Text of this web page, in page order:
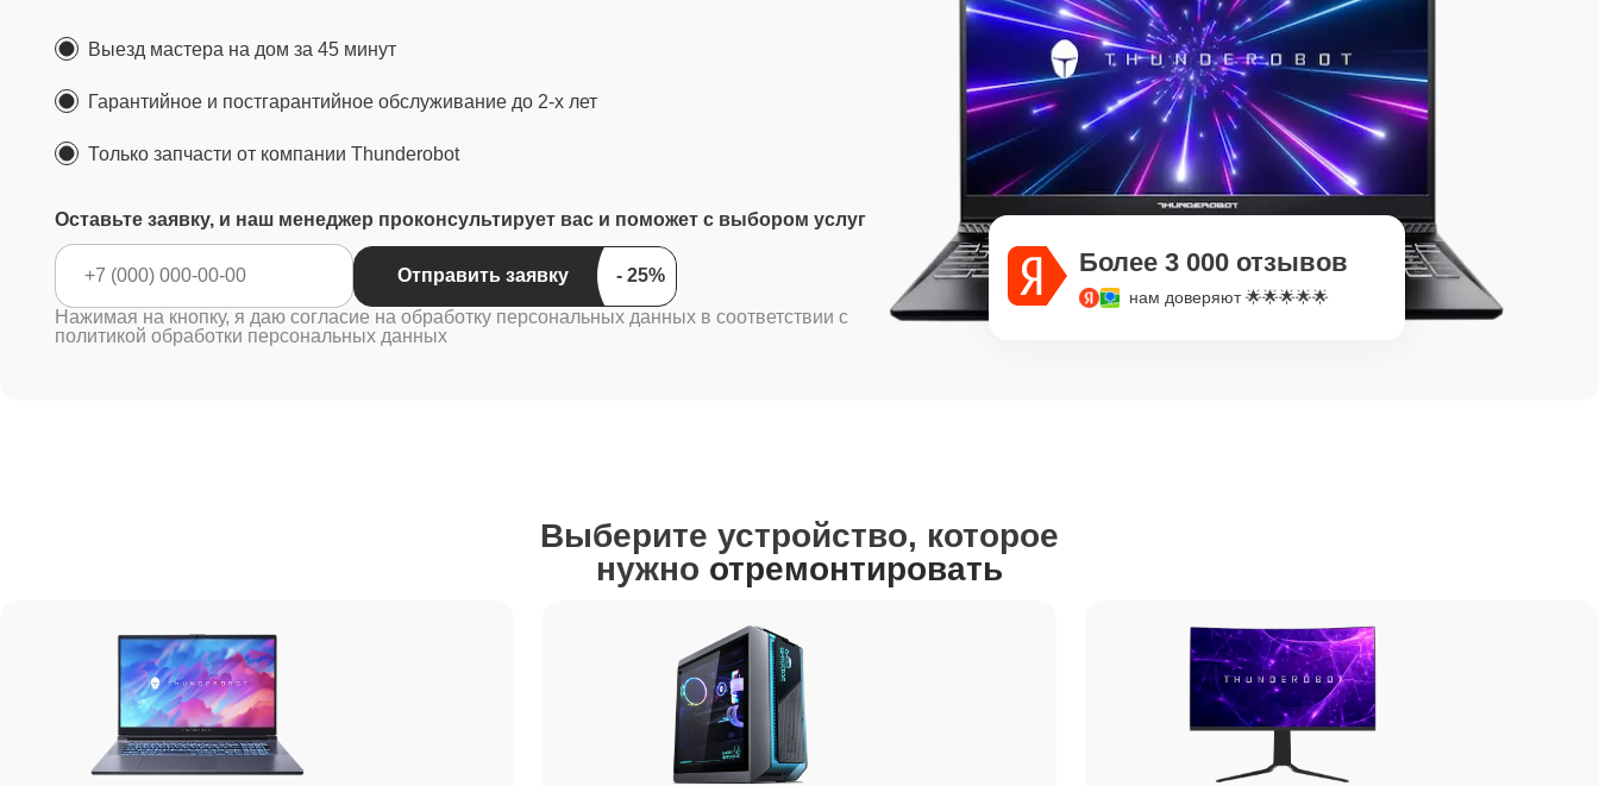
Выезд мастера на дом за 45 минут
Гарантийное и постгарантийное обслуживание до 2-х лет
Только запчасти от компании Thunderobot
Оставьте заявку, и наш менеджер проконсультирует вас и поможет с выбором услуг
Отправить заявку
Нажимая на кнопку, я даю согласие на обработку персональных данных в соответствии с
политикой обработки персональных данных
Более 3 000 отзывов
нам доверяют 🌟🌟🌟🌟🌟
Выберите устройство, которое
нужно отремонтировать